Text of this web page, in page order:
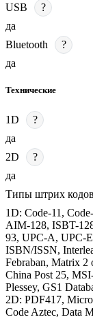
USB
?
да
Bluetooth
?
да
Технические
1D
?
да
2D
?
да
Типы штрих кодов
1D: Code-11,
AIM-128, ISBT-
93, UPC-A, UPC-
ISBN/ISSN,
Febraban, Matrix 2
China Post 25,
Plessey, GS1
2D: PDF417,
Code Aztec, Data